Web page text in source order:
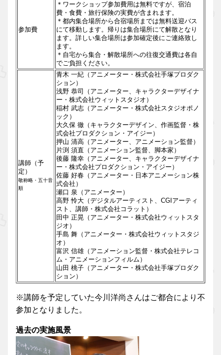
参加費
＊ワークショップ参加費用は無料ですが、宿泊
費・食費・旅行保険の実費が含まれます。
＊都内集合場所から合宿場所までは無料送迎バス
にて移動します。帰りは集合場所にて解散となり
ます。詳しい集合場所は参加確定後にご連絡致し
ます。
＊自宅から集合・解散場所への往復交通費は各自
でご負担ください。
講師（予
定）
敬称略・五十音
順
青木 一紀（アニメーター・株式会社手塚プロダク
ション）
浅野 恭司（アニメーター、キャラクターデザイナ
ー・株式会社ウィットスタジオ）
稲村 武志（アニメーター・株式会社スタジオポノ
ック）
大久保 徹（キャラクターデザイン、作画監督・株
式会社プロダクション・アイジー）
押山 清高（アニメーター、アニメーション監督）
片渕 須直（アニメーション監督、脚本家）
後藤 隆幸（アニメーター、キャラクターデザイナ
ー・株式会社プロダクション・アイジー）
佐藤 好春（アニメーター・日本アニメーション株
式会社）
瀬口 泉（アニメーター）
高野 怜大（デジタルアーティスト、CGIアーティ
スト、講師・株式会社コラット）
田中 正晃（アニメーター・株式会社ウィットスタ
ジオ）
手島 舞（アニメーター・株式会社ウィットスタジ
オ）
富沢 信雄（アニメーション監督・株式会社テレコ
ム・アニメーションフィルム）
山田 桃子（アニメーター・株式会社手塚プロダク
ション）
※講師を予定していた今川洋尚さんはご都合により不
参加となりました。
過去の実施風景